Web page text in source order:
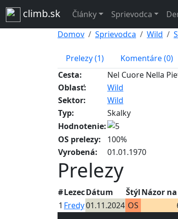
climb.sk Články Sprievodca
Domov
Sprievodca Wild
Prelezy (1) Komentáre (0)
Cesta:
Nel Cuore Nella
Oblasť:
Wild
Sektor:
Wild
Typ:
Skalky
Hodnotenie:
OS prelezy:
100%
Vyrobená:
01.01.1970
Prelezy
#LezecDátum ŠtýlNázor
1 Fredy01.11.2024 OS